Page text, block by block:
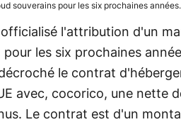
souverains pour les six prochaines
officialisé l'attribution d'un
les six prochaines
le contrat
avec, cocorico, une nette
Le contrat est d'un